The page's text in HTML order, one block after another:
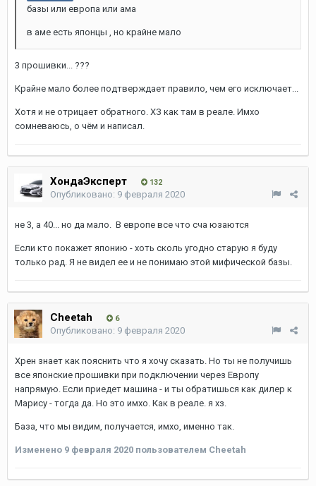
базы или европа или ама
в аме есть японцы , но крайне мало
3 прошивки... ???
Крайне мало более подтверждает правило, чем его исключает...
Хотя и не отрицает обратного. ХЗ как там в реале. Имхо
сомневаюсь, о чём и написал.
ХондаЭксперт 132
Опубликовано: 9 февраля 2020
не 3, а 40... но да мало. В европе все что сча юзаются
Если кто покажет японию - хоть сколь угодно старую я буду
только рад. Я не видел ее и не понимаю этой мифической базы.
Cheetah 6
Опубликовано: 9 февраля 2020
Хрен знает как пояснить что я хочу сказать. Но ты не получишь
все японские прошивки при подключении через Европу
напрямую. Если приедет машина - и ты обратишься как дилер к
Марису - тогда да. Но это имхо. Как в реале. я хз.
База, что мы видим, получается, имхо, именно так.
Изменено 9 февраля 2020 пользователем Cheetah